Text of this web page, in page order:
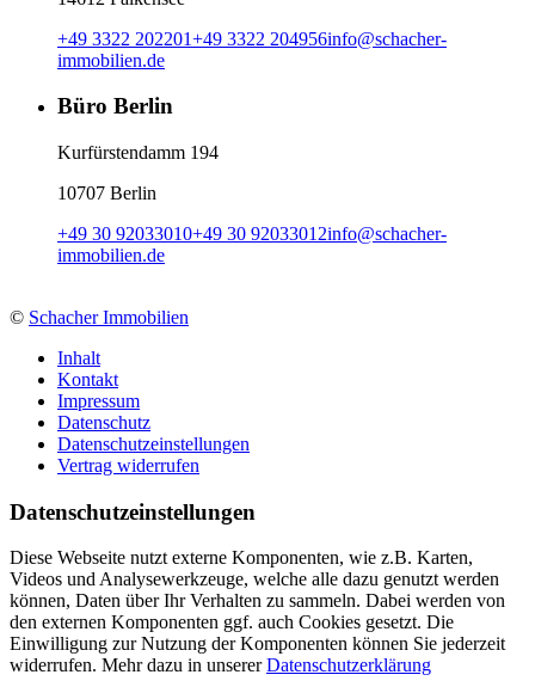
+49 3322 202201+49 3322 204956info@schacher-
immobilien.de
Büro Berlin
Kurfürstendamm 194
10707 Berlin
+49 30 92033010+49 30 92033012info@schacher-
immobilien.de
© Schacher Immobilien
Inhalt
Kontakt
Impressum
Datenschutz
Datenschutzeinstellungen
Vertrag widerrufen
Daten­schutz­ein­stellungen
Diese Webseite nutzt externe Komponenten, wie z.B. Karten,
Videos und Analysewerkzeuge, welche alle dazu genutzt werden
können, Daten über Ihr Verhalten zu sammeln. Dabei werden von
den externen Komponenten ggf. auch Cookies gesetzt. Die
Einwilligung zur Nutzung der Komponenten können Sie jederzeit
widerrufen. Mehr dazu in unsererDatenschutzerklärung